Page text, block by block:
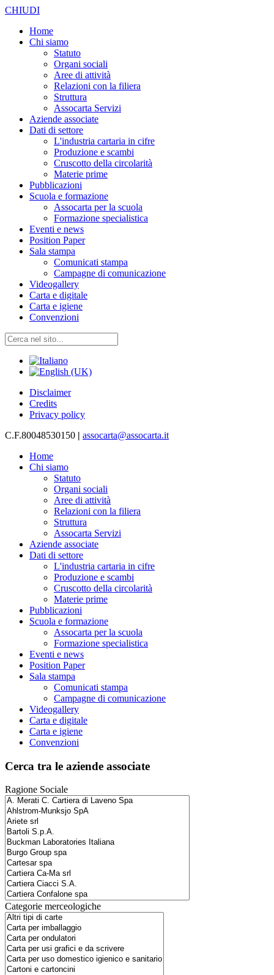
CHIUDI
Home
Chi siamo
Statuto
Organi sociali
Aree di attività
Relazioni con la filiera
Struttura
Assocarta Servizi
Aziende associate
Dati di settore
L'industria cartaria in cifre
Produzione e scambi
Cruscotto della circolarità
Materie prime
Pubblicazioni
Scuola e formazione
Assocarta per la scuola
Formazione specialistica
Eventi e news
Position Paper
Sala stampa
Comunicati stampa
Campagne di comunicazione
Videogallery
Carta e digitale
Carta e igiene
Convenzioni
Disclaimer
Credits
Privacy policy
C.F.80048530150 | assocarta@assocarta.it
Home
Chi siamo
Statuto
Organi sociali
Aree di attività
Relazioni con la filiera
Struttura
Assocarta Servizi
Aziende associate
Dati di settore
L'industria cartaria in cifre
Produzione e scambi
Cruscotto della circolarità
Materie prime
Pubblicazioni
Scuola e formazione
Assocarta per la scuola
Formazione specialistica
Eventi e news
Position Paper
Sala stampa
Comunicati stampa
Campagne di comunicazione
Videogallery
Carta e digitale
Carta e igiene
Convenzioni
Cerca tra le aziende associate
Ragione Sociale
Categorie merceologiche